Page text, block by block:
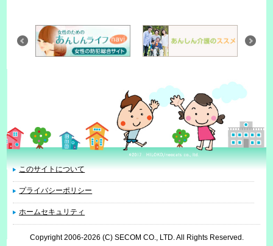
このサイトについて
プライバシーポリシー
ホームセキュリティ
Copyright 2006-2026 (C) SECOM CO., LTD. All Rights Reserved.